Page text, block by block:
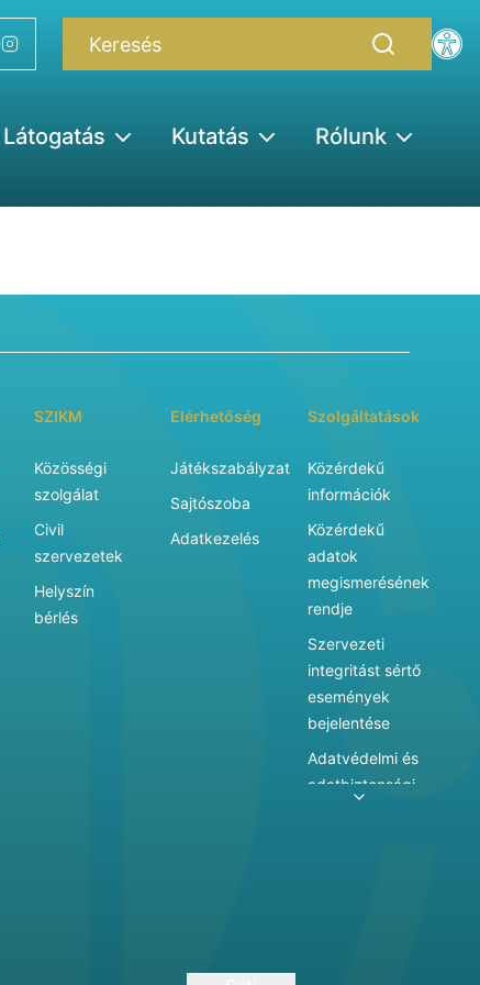
Látogatás Kutatás
Rólunk
SZIKM
Közösségi
szolgálat
Civil
szervezetek
Helyszín
bérlés
Elérhetőség
Játékszabályzat
Sajtószoba
Adatkezelés
Szolgáltatások
Közérdekű
információk
Közérdekű
adatok
megismerésének
rendje
Szervezeti
integritást sértő
események
bejelentése
Adatvédelmi és
adatbiztonsági